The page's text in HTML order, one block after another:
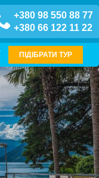
+380 98 550 88 77
+380 66 122 11 22
ПІДІБРАТИ ТУР